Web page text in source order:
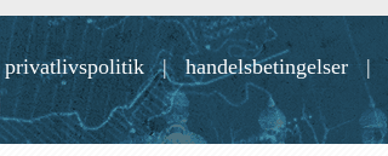
privatlivspolitik | handelsbetingelser |